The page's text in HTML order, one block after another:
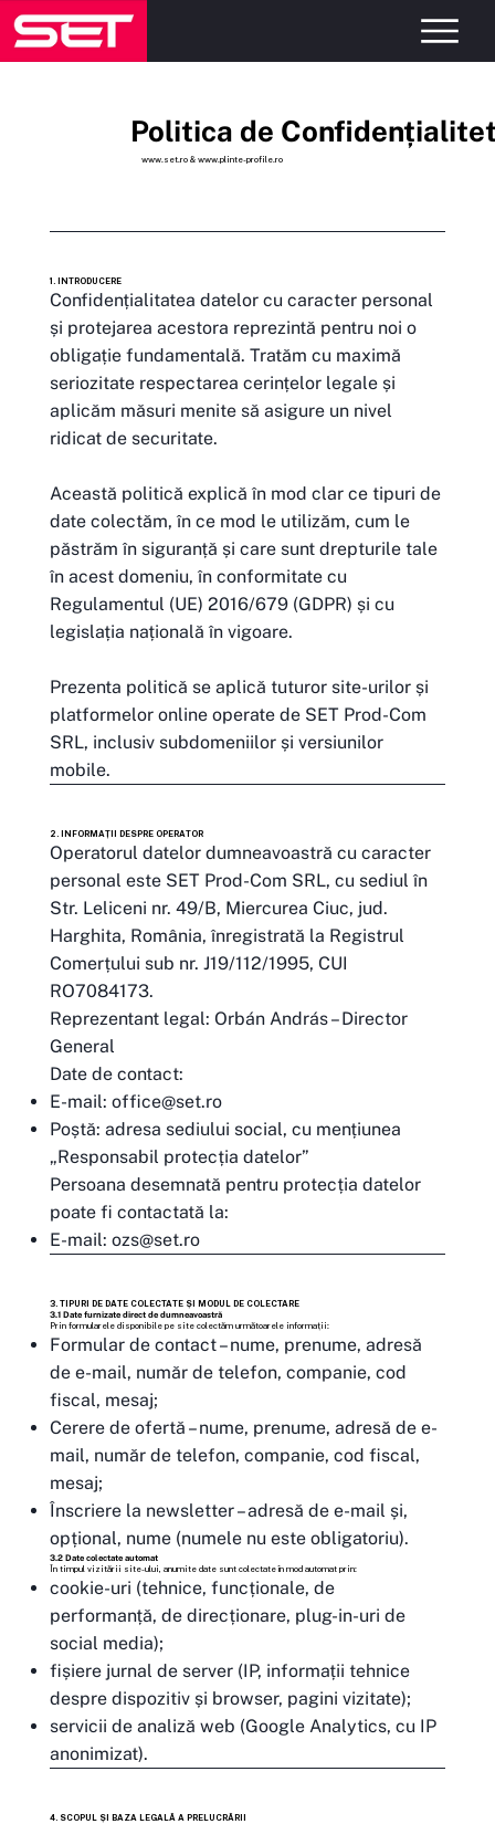
Politica de
www.set.ro & www.plinte-profile.ro
1. INTRODUCERE
Confidențialitatea datelor cu caracter personal
și protejarea acestora reprezintă pentru noi o
obligație fundamentală. Tratăm cu maximă
seriozitate respectarea cerințelor legale și
aplicăm măsuri menite să asigure un nivel
ridicat de securitate.
Această politică explică în mod clar ce tipuri de
date colectăm, în ce mod le utilizăm, cum le
păstrăm în siguranță și care sunt drepturile tale
în acest domeniu, în conformitate cu
Regulamentul (UE) 2016/679 (GDPR) și cu
legislația națională în vigoare.
Prezenta politică se aplică tuturor site-urilor și
platformelor online operate de SET Prod-Com
SRL, inclusiv subdomeniilor și versiunilor
mobile.
2. INFORMAȚII DESPRE OPERATOR
Operatorul datelor dumneavoastră cu caracter
personal este SET Prod-Com SRL, cu sediul în
Str. Leliceni nr. 49/B, Miercurea Ciuc, jud.
Harghita, România, înregistrată la Registrul
Comerțului sub nr. J19/112/1995, CUI
RO7084173.
Reprezentant legal: Orbán András – Director
General
Date de contact:
E-mail: office@set.ro
Poștă: adresa sediului social, cu mențiunea
„Responsabil protecția datelor”
Persoana desemnată pentru protecția datelor
poate fi contactată la:
E-mail: ozs@set.ro
3. TIPURI DE DATE COLECTATE ȘI MODUL DE COLECTARE
3.1 Date furnizate direct de dumneavoastră
Prin formularele disponibile pe site colectăm următoarele informații:
Formular de contact – nume, prenume, adresă
de e-mail, număr de telefon, companie, cod
fiscal, mesaj;
Cerere de ofertă – nume, prenume, adresă de e-
mail, număr de telefon, companie, cod fiscal,
mesaj;
Înscriere la newsletter – adresă de e-mail și,
opțional, nume (numele nu este obligatoriu).
3.2 Date colectate automat
În timpul vizitării site-ului, anumite date sunt colectate în mod automat prin:
cookie-uri (tehnice, funcționale, de
performanță, de direcționare, plug-in-uri de
social media);
fișiere jurnal de server (IP, informații tehnice
despre dispozitiv și browser, pagini vizitate);
servicii de analiză web (Google Analytics, cu IP
anonimizat).
4. SCOPUL ȘI BAZA LEGALĂ A PRELUCRĂRII